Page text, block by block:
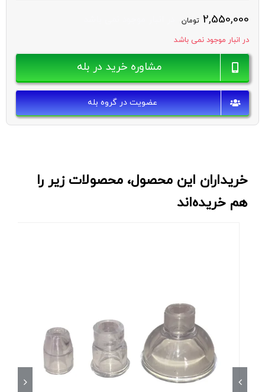
2,550,000 تومان
در انبار موجود نمی باشد
مشاوره خرید در بله
عضویت در گروه بله
خریداران این محصول، محصولات زیر را
هم خریده‌اند